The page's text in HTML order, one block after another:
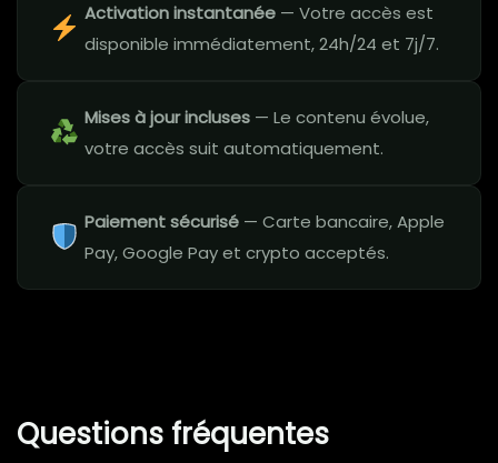
Activation instantanée — Votre accès est
disponible immédiatement, 24h/24 et 7j/7.
Mises à jour incluses — Le contenu évolue,
votre accès suit automatiquement.
Paiement sécurisé — Carte bancaire, Apple
Pay, Google Pay et crypto acceptés.
Questions fréquentes